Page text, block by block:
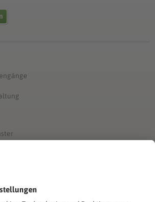
und Absolventen
und Absolventen